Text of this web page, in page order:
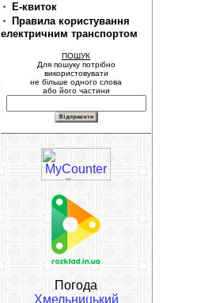
Е-квиток
Правила користування
електричним транспортом
ПОШУК
Для пошуку потрібно
використовувати
не більше одного слова
або його частини
Погода
Хмельницький